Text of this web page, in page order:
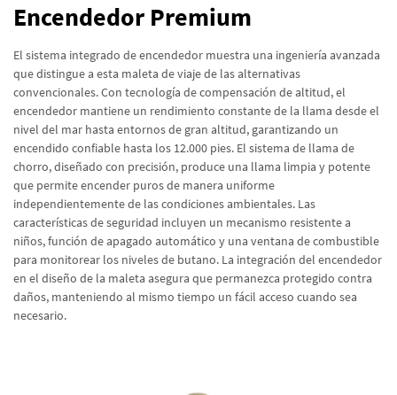
Encendedor Premium
El sistema integrado de encendedor muestra una ingeniería avanzada
que distingue a esta maleta de viaje de las alternativas
convencionales. Con tecnología de compensación de altitud, el
encendedor mantiene un rendimiento constante de la llama desde el
nivel del mar hasta entornos de gran altitud, garantizando un
encendido confiable hasta los 12.000 pies. El sistema de llama de
chorro, diseñado con precisión, produce una llama limpia y potente
que permite encender puros de manera uniforme
independientemente de las condiciones ambientales. Las
características de seguridad incluyen un mecanismo resistente a
niños, función de apagado automático y una ventana de combustible
para monitorear los niveles de butano. La integración del encendedor
en el diseño de la maleta asegura que permanezca protegido contra
daños, manteniendo al mismo tiempo un fácil acceso cuando sea
necesario.